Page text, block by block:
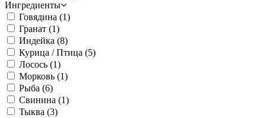
Ингредиенты
Говядина (1)
Гранат (1)
Индейка (8)
Курица / Птица (5)
Лосось (1)
Морковь (1)
Рыба (6)
Свинина (1)
Тыква (3)